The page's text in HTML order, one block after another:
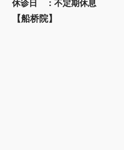
休诊日
： 不定期休息
【船桥院】